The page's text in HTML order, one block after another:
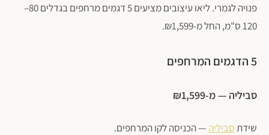
פנויה לגמרי. ליאו עיצובים מציעים 5 דגמים מרחפים בגדלים 80–
120 ס"מ, החל מ-₪1,599.
5 הדגמים המרחפים
סביליה — מ-₪1,599
שידתסביליה — הכניסה לקו המרחפים.